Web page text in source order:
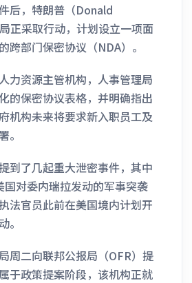
后，特朗普（Donald
正采取行动，计划设立一项面
跨部门保密协议（NDA）。
力资源主管机构，人事管理局
的保密协议表格，并明确指出
机构未来将要求新入职员工及
。
到了几起重大泄密事件，其中
国对委内瑞拉发动的军事突袭
法官员此前在美国境内计划开
。
周二向联邦公报局（OFR）提
于政策提案阶段，该机构正就